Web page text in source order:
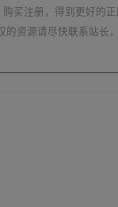
买注册，得到更好的正
资源请尽快联系站长